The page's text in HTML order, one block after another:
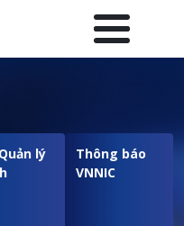
lý
Thông báo
VNNIC